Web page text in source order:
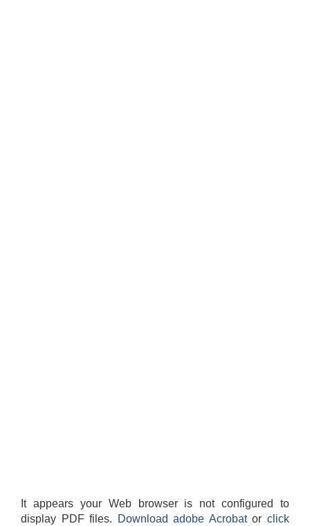
It appears your Web browser is not configured to
display PDF files.
Download adobe Acrobatorclick